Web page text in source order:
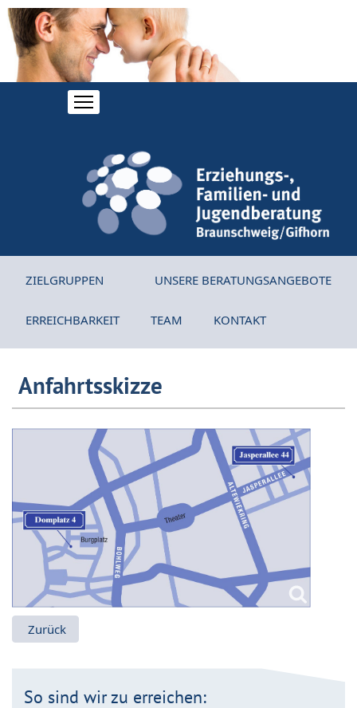
ZIELGRUPPEN UNSERE BERATUNGSANGEBOTE
ERREICHBARKEIT TEAM KONTAKT
Anfahrtsskizze
Vorheriger Beitrag: Unsere SekretärInnen
Zurück
So sind wir zu erreichen: